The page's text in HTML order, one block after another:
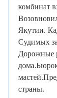
комбинат
Якутии.
Судимых
Дорожные
страны.